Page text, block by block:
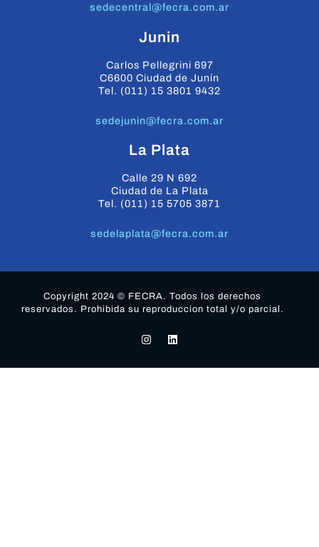
sedecentral@fecra.com.ar
Junin
Carlos Pellegrini 697
C6600 Ciudad de Junín
Tel. (011) 15 3801 9432
sedejunin@fecra.com.ar
La Plata
Calle 29 N 692
Ciudad de La Plata
Tel. (011) 15 5705 3871
sedelaplata@fecra.com.ar
Copyright 2024 © FECRA. Todos los derechos
reservados. Prohibida su reproduccion total y/o parcial.